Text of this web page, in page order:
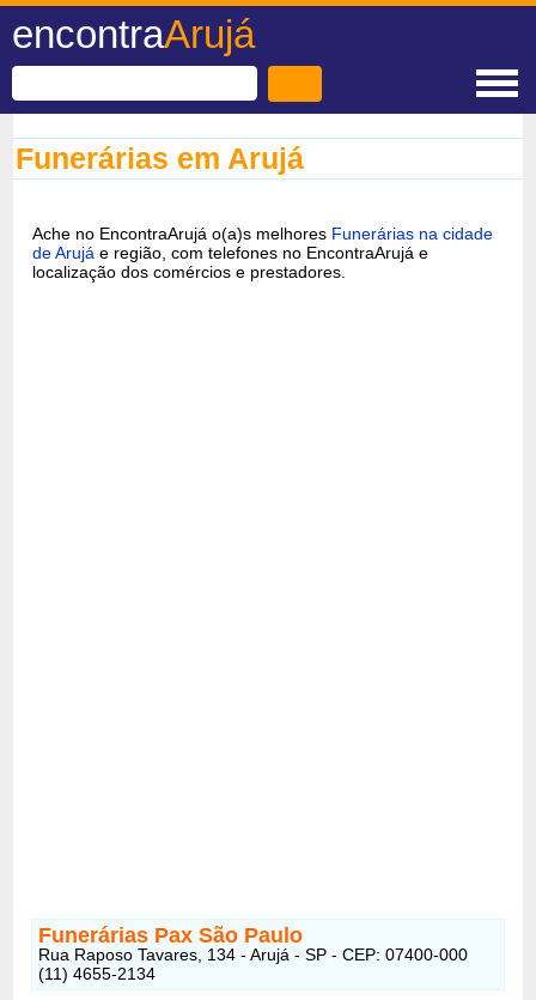
encontraArujá
Funerárias em Arujá
Ache no EncontraArujá o(a)s melhores Funerárias na cidade
de Arujá e região, com telefones no EncontraArujá e
localização dos comércios e prestadores.
Funerárias Pax São Paulo
Rua Raposo Tavares, 134 - Arujá - SP - CEP: 07400-000
(11) 4655-2134